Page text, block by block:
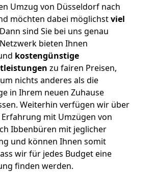
Umzug von Düsseldorf nach
möchten dabei möglichstviel
Dann sind Sie bei uns genau
bieten Ihnen
kostengünstige
zu fairen Preisen,
nichts anderes als die
in Ihrem neuen Zuhause
Weiterhin verfügen wir über
mit Umzügen von
Ibbenbüren mit jeglicher
und können Ihnen somit
wir für jedes Budget eine
finden werden.